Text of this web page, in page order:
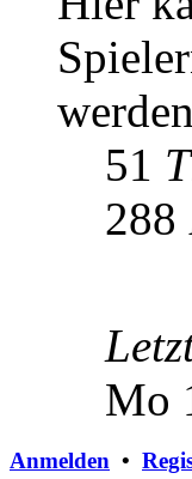
51
288
Mo
Anmelden •